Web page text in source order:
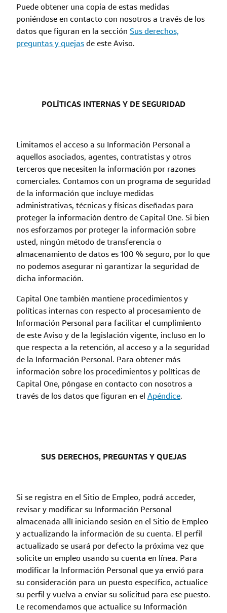
Puede obtener una copia de estas medidas
poniéndose en contacto con nosotros a través de los
datos que figuran en la sección Sus derechos,
preguntas y quejasde este Aviso.
POLÍTICAS INTERNAS Y DE SEGURIDAD
Limitamos el acceso a su Información Personal a
aquellos asociados, agentes, contratistas y otros
terceros que necesiten la información por razones
comerciales. Contamos con un programa de seguridad
de la información que incluye medidas
administrativas, técnicas y físicas diseñadas para
proteger la información dentro de Capital One. Si bien
nos esforzamos por proteger la información sobre
usted, ningún método de transferencia o
almacenamiento de datos es 100 % seguro, por lo que
no podemos asegurar ni garantizar la seguridad de
dicha información.
Capital One también mantiene procedimientos y
políticas internas con respecto al procesamiento de
Información Personal para facilitar el cumplimiento
de este Aviso y de la legislación vigente, incluso en lo
que respecta a la retención, al acceso y a la seguridad
de la Información Personal. Para obtener más
información sobre los procedimientos y políticas de
Capital One, póngase en contacto con nosotros a
través de los datos que figuran en el Apéndice.
SUS DERECHOS, PREGUNTAS Y QUEJAS
Si se registra en el Sitio de Empleo, podrá acceder,
revisar y modificar su Información Personal
almacenada allí iniciando sesión en el Sitio de Empleo
y actualizando la información de su cuenta. El perfil
actualizado se usará por defecto la próxima vez que
solicite un empleo usando su cuenta en línea. Para
modificar la Información Personal que ya envió para
su consideración para un puesto específico, actualice
su perfil y vuelva a enviar su solicitud para ese puesto.
Le recomendamos que actualice su Información